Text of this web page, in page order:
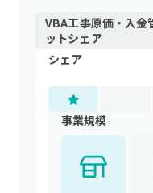
VBA工事原価・入金
ットシェア
シェア
事業規模